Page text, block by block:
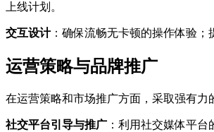
上线计划。
交互设计：确保流畅无卡顿的操作体验；
运营策略与品牌推广
在运营策略和市场推广方面，采取强有力
社交平台引导与推广 ：利用社交媒体平